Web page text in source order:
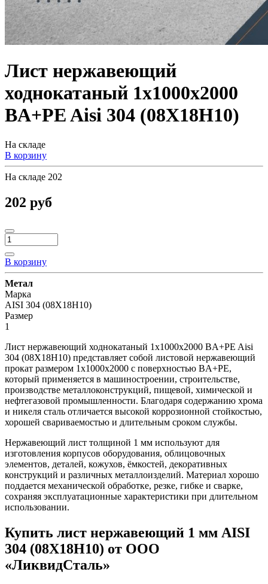
Лист нержавеющий
ходнокатаный 1х1000х2000
BA+PE Aisi 304 (08Х18Н10)
На складе
В корзину
На складе 202
202 руб
В корзину
Метал
Марка
AISI 304 (08Х18Н10)
Размер
1
Лист нержавеющий ходнокатаный 1х1000х2000 BA+PE Aisi
304 (08Х18Н10) представляет собой листовой нержавеющий
прокат размером 1х1000х2000 с поверхностью BA+PE,
который применяется в машиностроении, строительстве,
производстве металлоконструкций, пищевой, химической и
нефтегазовой промышленности. Благодаря содержанию хрома
и никеля сталь отличается высокой коррозионной стойкостью,
хорошей свариваемостью и длительным сроком службы.
Нержавеющий лист толщиной 1 мм используют для
изготовления корпусов оборудования, облицовочных
элементов, деталей, кожухов, ёмкостей, декоративных
конструкций и различных металлоизделий. Материал хорошо
поддается механической обработке, резке, гибке и сварке,
сохраняя эксплуатационные характеристики при длительном
использовании.
Купить лист нержавеющий 1 мм AISI
304 (08Х18Н10) от ООО
«ЛиквидСталь»